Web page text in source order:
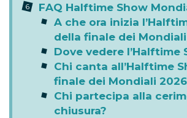
FAQ Halftime Show
A che ora inizia
della finale dei
Dove vedere l’Halftime
Chi canta all’Halftime
finale dei Mondiali
Chi partecipa alla
chiusura?